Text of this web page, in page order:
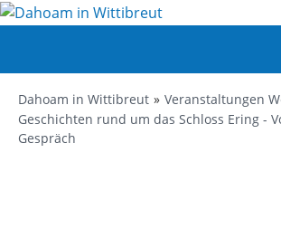
Dahoam in Wittibreut
Veranstaltungen
Geschichten rund um das Schloss Ering -
Gespräch